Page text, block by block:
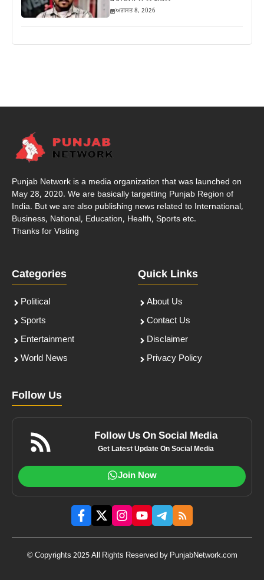
ਅਗਸਤ 8, 2026
Punjab Network is a media organization that was launched on
May 28, 2020. We are basically targetting Punjab Region of
India. But we are also publishing news related to International,
Business, National, Education, Health, Sports etc.
Thanks for Visting
Categories
Political
Sports
Entertainment
World News
Quick Links
About Us
Contact Us
Disclaimer
Privacy Policy
Follow Us
Follow Us On Social Media
Get Latest Update On Social Media
Join Now
© Copyrights 2025 All Rights Reserved by PunjabNetwork.com